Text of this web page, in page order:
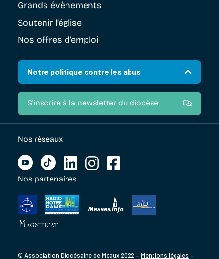
Grands évènements
Soutenir l’église
Nos offres d’emploi
Notre politique contre les abus
S'inscrire à la newsletter du diocèse
Nos réseaux
Nos partenaires
© Association Diocésaine de Meaux 2022 – Mentions légales –